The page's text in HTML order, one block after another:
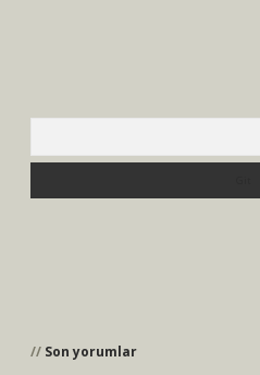
Son yorumlar